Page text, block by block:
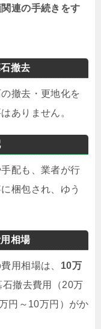
連の手続きをす
撤去
撤去・更地化を
ありません。
配も、業者が行
梱包され、ゆう
相場
用相場は、 10万
撤去費用（20万
円～10万円）がか